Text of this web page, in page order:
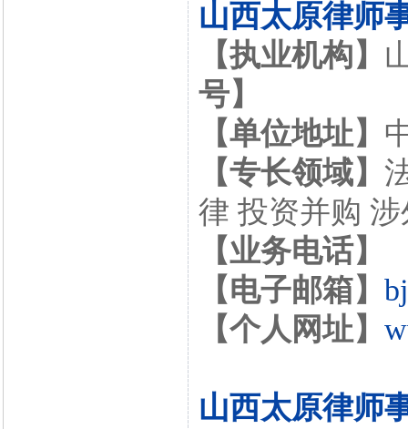
山西太原律师
【执业机构】
号】
【单位地址】
【专长领域】
律 投资并购
【业务电话】
【电子邮箱】
【个人网址】
山西太原律师